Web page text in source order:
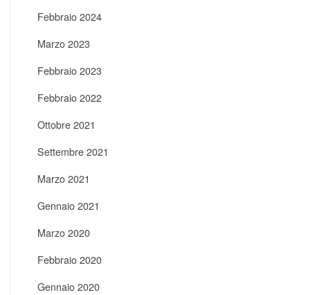
Febbraio 2024
Marzo 2023
Febbraio 2023
Febbraio 2022
Ottobre 2021
Settembre 2021
Marzo 2021
Gennaio 2021
Marzo 2020
Febbraio 2020
Gennaio 2020